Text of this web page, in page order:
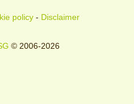
policy- Disclaimer
© 2006-2026